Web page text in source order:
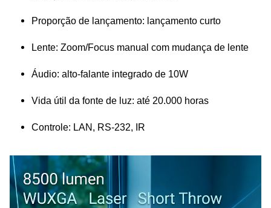
Proporção de lançamento: lançamento curto
Lente: Zoom/Focus manual com mudança de lente
Áudio: alto-falante integrado de 10W
Vida útil da fonte de luz: até 20.000 horas
Controle: LAN, RS-232, IR